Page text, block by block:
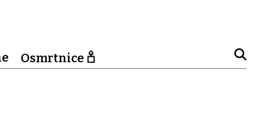
Osmrtnice